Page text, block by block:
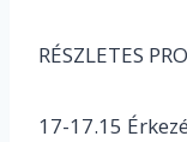
RÉSZLETES
17-17.15